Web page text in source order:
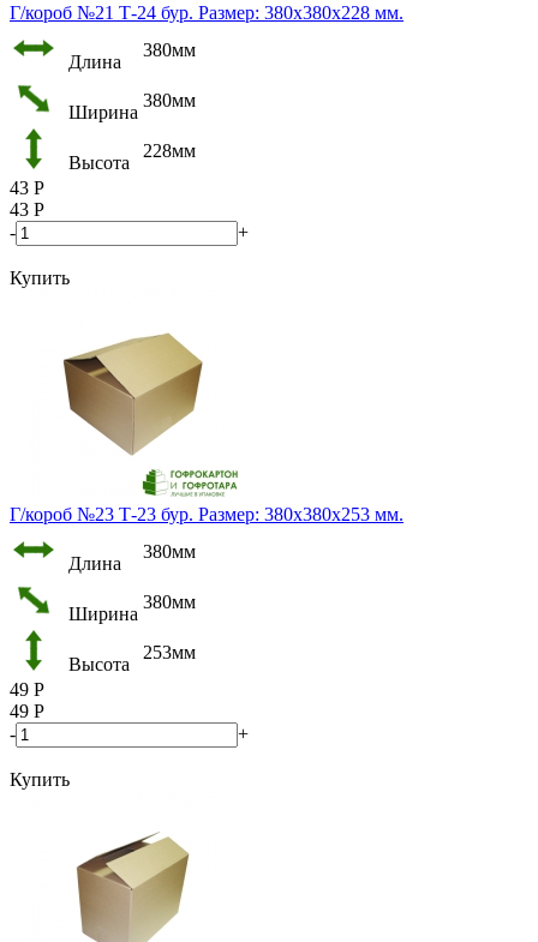
Г/короб №21 Т-24 бур. Размер: 380х380х228 мм.
Длина
380мм
Ширина
380мм
Высота
228мм
43 Р
43 Р
-
+
Купить
Г/короб №23 Т-23 бур. Размер: 380х380х253 мм.
Длина
380мм
Ширина
380мм
Высота
253мм
49 Р
49 Р
-
+
Купить